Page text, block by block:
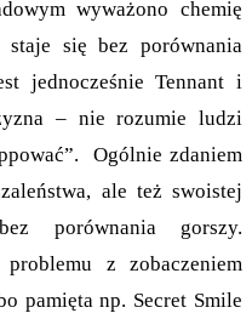
wyważono chemię
się bez porównania
jednocześnie Tennant i
– nie rozumie ludzi
Ogólnie zdaniem
ale też swoistej
porównania gorszy.
z zobaczeniem
pamięta np. Secret Smile